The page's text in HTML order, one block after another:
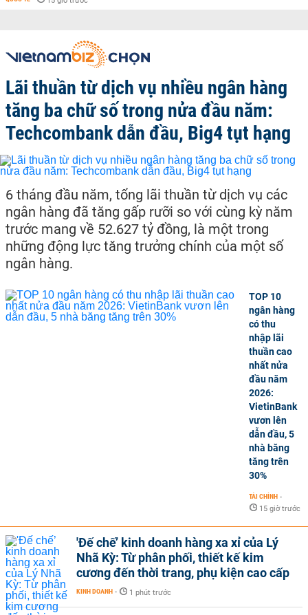
Lãi thuần từ dịch vụ nhiều ngân hàng
tăng ba chữ số trong nửa đầu năm:
Techcombank dẫn đầu, Big4 tụt hạng
6 tháng đầu năm, tổng lãi thuần từ dịch vụ các
ngân hàng đã tăng gấp rưỡi so với cùng kỳ năm
trước mang về 52.627 tỷ đồng, là một trong
những động lực tăng trưởng chính của một số
ngân hàng.
TOP 10
ngân hàng
có thu
nhập lãi
thuần cao
nhất nửa
đầu năm
2026:
VietinBank
vươn lên
dẫn đầu, 5
nhà băng
tăng trên
30%
TÀI CHÍNH -
15 giờ trước
'Đế chế’ kinh doanh hàng xa xỉ của Lý
Nhã Kỳ: Từ phân phối, thiết kế kim
cương đến thời trang, phụ kiện cao cấp
KINH DOANH - 1 phút trước